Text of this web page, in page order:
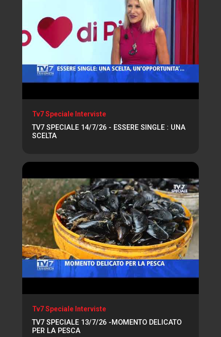
Tv7 Speciale Interviste
TV7 SPECIALE 14/7/26 - ESSERE SINGLE : UNA
SCELTA
Tv7 Speciale Interviste
TV7 SPECIALE 13/7/26 -MOMENTO DELICATO
PER LA PESCA